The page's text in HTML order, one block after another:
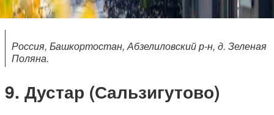
Россия, Башкортостан, Абзелиловский р-н, д. Зеленая
Поляна.
Дустар (Сальзигутово)